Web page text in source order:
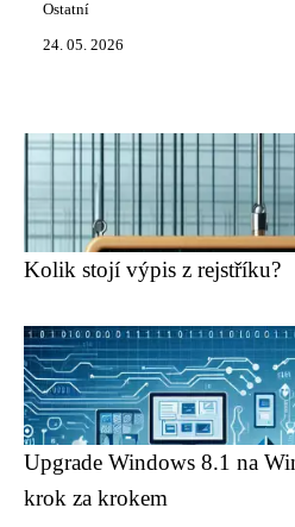
Ostatní
24. 05. 2026
Kolik stojí výpis z rejstříku?
Upgrade Windows 8.1 na
krok za krokem